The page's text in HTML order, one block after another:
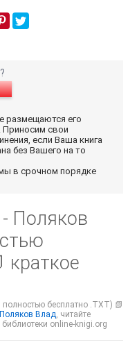
размещаются его
Приносим свои
если Ваша книга
без Вашего на то
в срочном порядке
Поляков
краткое
бесплатно .TXT) 📗
Поляков Влад, читайте
online-knigi.org